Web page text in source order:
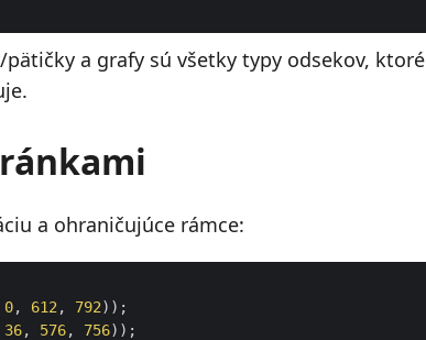
a grafy sú všetky typy odsekov, ktoré
a ohraničujúce rámce:
0, 612 , 792
36, 576, 756